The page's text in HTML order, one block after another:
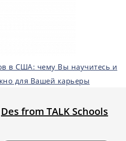
в США: чему Вы научитесь и
для Вашей карьеры
Des from TALK Schools